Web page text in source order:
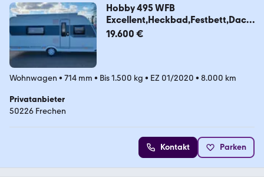
Hobby 495 WFB
Excellent,Heckbad,Festbett,Dach
klima mög
19.600 €
Wohnwagen • 714 mm • Bis 1.500 kg • EZ 01/2020 • 8.000 km
Privatanbieter
50226 Frechen
Kontakt Parken